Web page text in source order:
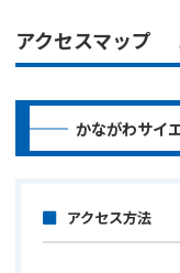
アクセスマップ
かながわサイ
アクセス方法